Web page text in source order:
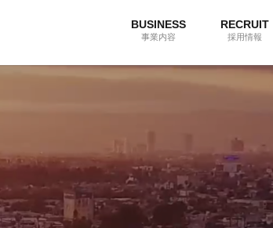
BUSINESS
事業内容
RECRUIT
採用情報